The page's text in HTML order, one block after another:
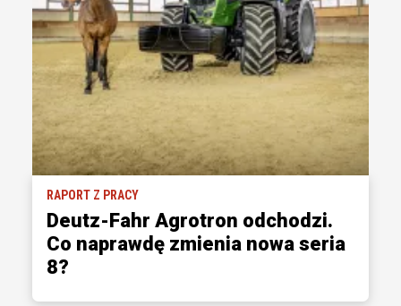
RAPORT Z PRACY
Deutz-Fahr Agrotron odchodzi.
Co naprawdę zmienia nowa seria
8?